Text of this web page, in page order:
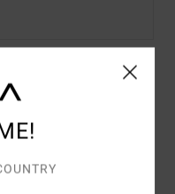
Homme
dkh